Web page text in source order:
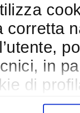
corretta
in
di
verso